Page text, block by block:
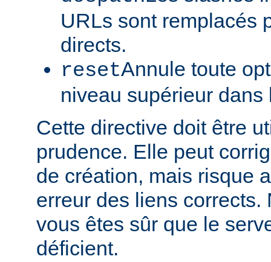
URLs sont remplacés
directs.
resetAnnule toute
niveau supérieur
Cette directive doit être
prudence. Elle peut
de création, mais risque
erreur des liens corrects.
vous êtes sûr que le
déficient.